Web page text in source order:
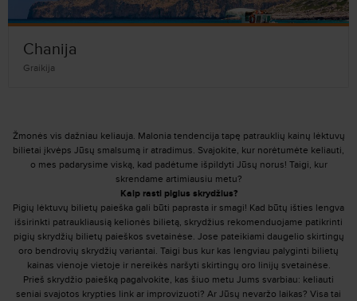
Chanija
Graikija
Žmonės vis dažniau keliauja. Malonia tendencija tapę patrauklių kainų lėktuvų
bilietai įkvėps Jūsų smalsumą ir atradimus. Svajokite, kur norėtumėte keliauti,
o mes padarysime viską, kad padėtume išpildyti Jūsų norus! Taigi, kur
skrendame artimiausiu metu?
Kaip rasti pigius skrydžius?
Pigių lėktuvų bilietų paieška gali būti paprasta ir smagi! Kad būtų išties lengva
išsirinkti patraukliausią kelionės bilietą, skrydžius rekomenduojame patikrinti
pigių skrydžių bilietų paieškos svetainėse. Jose pateikiami daugelio skirtingų
oro bendrovių skrydžių variantai. Taigi bus kur kas lengviau palyginti bilietų
kainas vienoje vietoje ir nereikės naršyti skirtingų oro linijų svetainėse.
Prieš skrydžio paiešką pagalvokite, kas šiuo metu Jums svarbiau: keliauti
seniai svajotos krypties link ar improvizuoti? Ar Jūsų nevaržo laikas? Visa tai